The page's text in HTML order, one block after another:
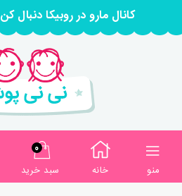
کانال مارو در روبیکا دنبال کن niniposhrasht
منو خانه
0
سبد خرید